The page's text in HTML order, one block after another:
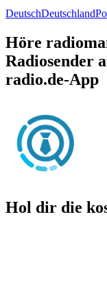
DeutschDeutschland
Höre
Radiosender
radio.de-App
Hol dir die